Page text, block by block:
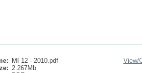
MI 12 - 2010.pdf
2.267Mb
View/